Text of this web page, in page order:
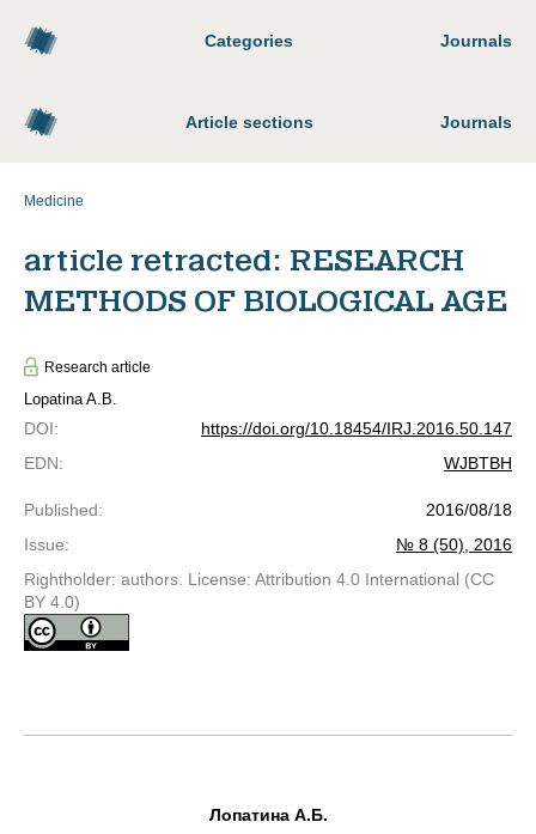
Categories Journals
Article sections Journals
Medicine
article retracted: RESEARCH
METHODS OF BIOLOGICAL AGE
Research article
Lopatina A.B.
DOI:
https://doi.org/10.18454/IRJ.2016.50.147
EDN: WJBTBH
Published:
2016/08/18
Issue:
№ 8 (50), 2016
Rightholder: authors. License: Attribution 4.0 International (CC
BY 4.0)
Лопатина А.Б.